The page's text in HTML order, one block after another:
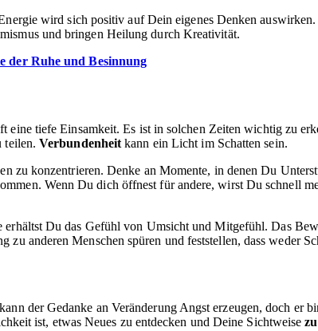
wird sich positiv auf Dein eigenes Denken
und bringen Heilung durch Kreativität.
der Ruhe und Besinnung
tiefe Einsamkeit. Es ist in solchen Zeiten wichtig zu
teilen.Verbundenheit kann ein Licht im Schatten sein.
zu konzentrieren. Denke an Momente, in denen Du
Wenn Du dich öffnest für andere, wirst Du schnell
Du das Gefühl von Umsicht und Mitgefühl. Das
anderen Menschen spüren und feststellen, dass weder
der Gedanke an Veränderung Angst erzeugen, doch er
ist, etwas Neues zu entdecken und Deine Sichtweise